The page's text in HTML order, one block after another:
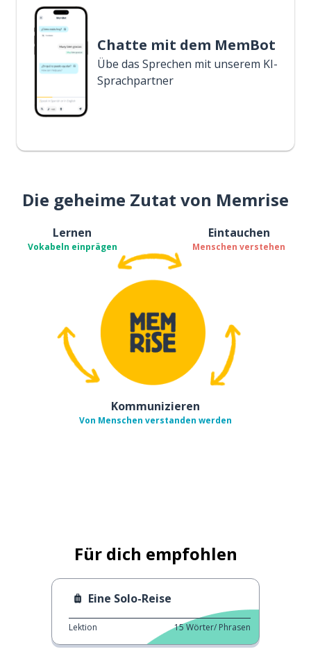
Chatte mit dem MemBot
Übe das Sprechen mit unserem KI-
Sprachpartner
Die geheime Zutat von Memrise
Lernen
Vokabeln einprägen
Eintauchen
Menschen verstehen
Kommunizieren
Von Menschen verstanden werden
Für dich empfohlen
Eine Solo-Reise
Lektion 15Wörter/ Phrasen